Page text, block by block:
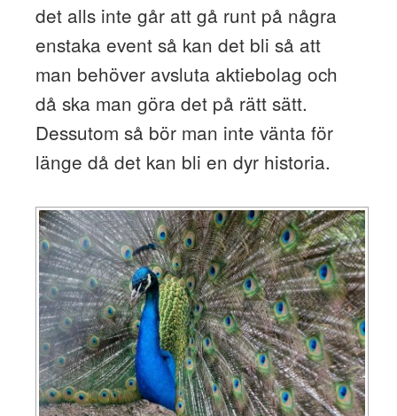
det alls inte går att gå runt på några
enstaka event så kan det bli så att
man behöver avsluta aktiebolag och
då ska man göra det på rätt sätt.
Dessutom så bör man inte vänta för
länge då det kan bli en dyr historia.